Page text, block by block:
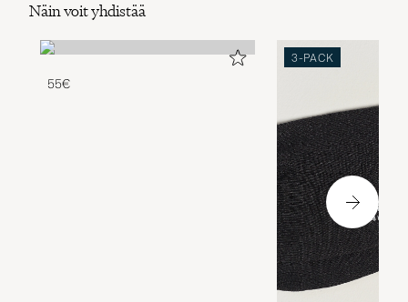
Näin voit yhdistää
55€
3-PACK